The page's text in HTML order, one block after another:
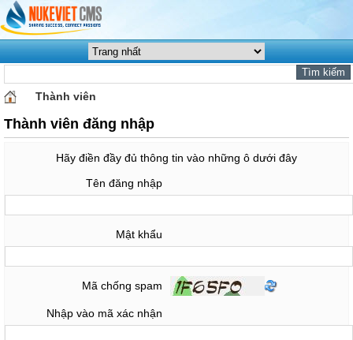
Thành viên
Thành viên đăng nhập
Hãy điền đầy đủ thông tin vào những ô dưới đây
Tên đăng nhập
Mật khẩu
Mã chống spam
Nhập vào mã xác nhận